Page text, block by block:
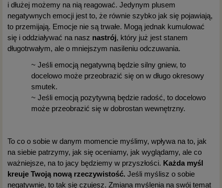
i dłużej możemy na nią reagować. Jedynym plusem
negatywnych emocji jest to, że równie szybko jak się pojawiają,
to przemijają. Emocje nie są trwałe. Mogą jednak kumulować
się i oddziaływać na nasz nastrój, który już jest stanem
długotrwałym, ale o mniejszym nasileniu odczuwania.
~ Jeśli emocją negatywną będzie silny gniew, to
docelowo może przeobrazić się on w długo okresowy
smutek.
~ Jeśli emocją pozytywną będzie radość, to docelowo
może przeobrazić się w dobrostan wewnętrzny.
To co o sobie w danym momencie myślimy, wpływa na to, jak
na siebie patrzymy, jak się oceniamy, jak wyglądamy, ale co
ważniejsze, na to jacy będziemy w przyszłości. Każda myśl
kreuje Twoją nową rzeczywistość. Jeśli myślisz o sobie
negatywnie, to tak się czujesz. Zmiana myślenia na swój temat